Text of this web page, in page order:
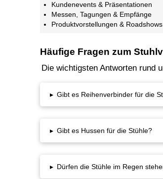
Kundenevents & Präsentationen
Messen, Tagungen & Empfänge
Produktvorstellungen & Roadshows
Häufige Fragen zum
Die wichtigsten Antworten rund
▸ Gibt es Reihenverbinder für die
▸ Gibt es Hussen für die Stühle?
▸ Dürfen die Stühle im Regen